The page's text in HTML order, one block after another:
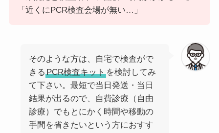
「近くにPCR検査会場が無い…」
そのような方は、自宅で検査がで
きる PCR検査キットを検討してみ
て下さい。最短で当日発送・当日
結果が出るので、自費診療（自由
診療）でもとにかく時間や移動の
手間を省きたいという方におすす